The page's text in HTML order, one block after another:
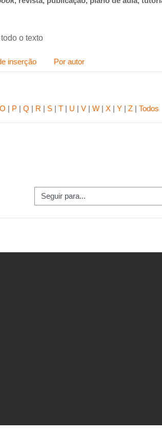
o texto
inserção Por autor
O | P | Q | R | S | T | U | V | W | X | Y | Z | Todos
Seguir para...